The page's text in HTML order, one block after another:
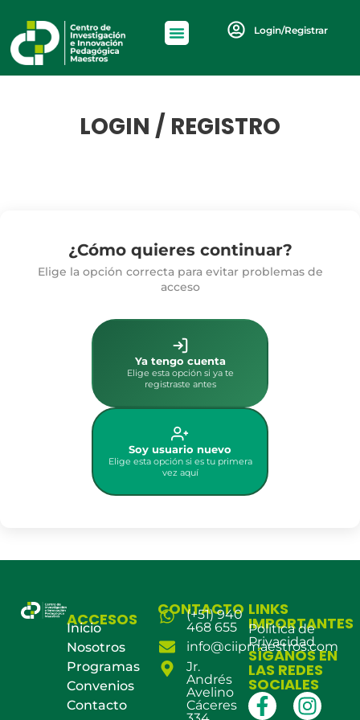
Login/Registrar
LOGIN / REGISTRO
¿Cómo quieres continuar?
Elige la opción correcta para evitar problemas de
acceso
Ya tengo cuenta
Elige esta opción si ya te
registraste antes
Soy usuario nuevo
Elige esta opción si es tu primera
vez aquí
ACCESOS
Inicio
Nosotros
Programas
Convenios
Contacto
CONTACTO
(+51) 940
468 655
info@ciipmaestros.com
Jr.
Andrés
Avelino
Cáceres
LINKS
IMPORTANTES
Política de
Privacidad
SÍGANOS EN
LAS REDES
SOCIALES